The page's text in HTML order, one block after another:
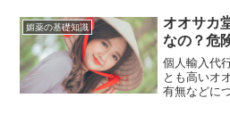
媚薬の基礎知識
オオサカ
なの？危
個人輸入代
とも高いオ
有無などに